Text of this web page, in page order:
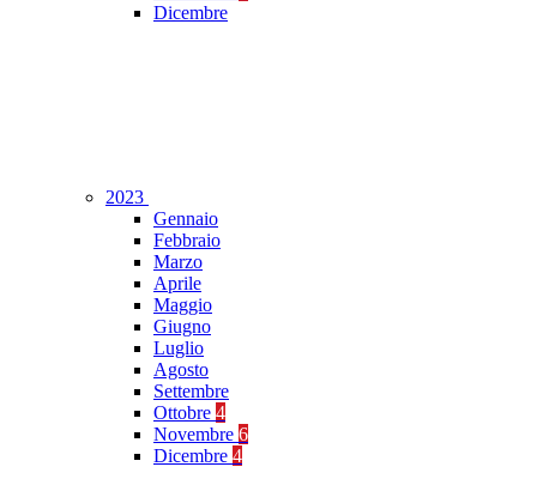
Dicembre
2023
Gennaio
Febbraio
Marzo
Aprile
Maggio
Giugno
Luglio
Agosto
Settembre
Ottobre 4
Novembre 6
Dicembre 4